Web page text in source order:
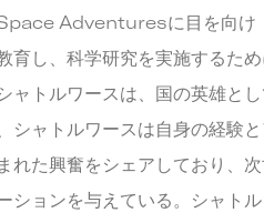
Adventuresに目を向け
育し、科学研究を実施するた
ャトルワースは、国の英雄と
シャトルワースは自身の経験
れた興奮をシェアしており、
ションを与えている。シャト